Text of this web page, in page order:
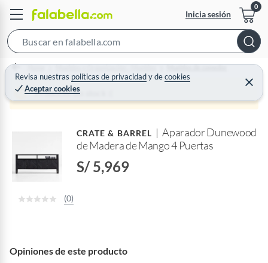
Inicia sesión
e
a
c
B
a
Revisa nuestras políticas de privacidadydecookies
Aceptar cookies
C
e
r
Home Muebles y Organización - Muebles Muebles de comedor
Producto sin stock :(
CRATE & BARREL
Aparador Dunewood
de Madera de Mango 4 Puertas
S/ 5,969
(0)
Opiniones de este producto